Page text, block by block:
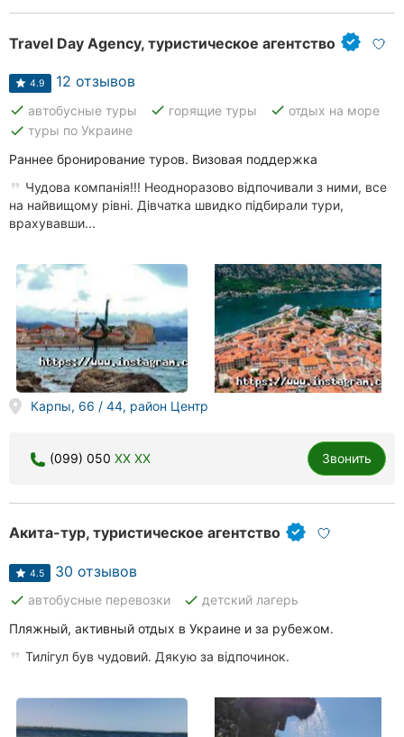
Travel Day Agency, туристическое агентство
4.9 12 отзывов
done автобусные туры done горящие туры done отдых на море
done туры по Украине
Раннее бронирование туров. Визовая поддержка
Чудова компанія!!! Неодноразово відпочивали з ними, все
на найвищому рівні. Дівчатка швидко підбирали тури,
врахувавши...
Карпы, 66 / 44, район Центр
(099) 050 XX XX Звонить
Акита-тур, туристическое агентство
4.5 30 отзывов
done автобусные перевозки done детский лагерь
Пляжный, активный отдых в Украине и за рубежом.
Тилігул був чудовий. Дякую за відпочинок.